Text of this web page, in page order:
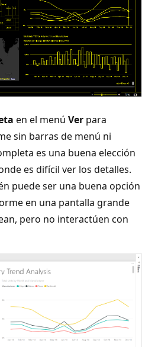
en el menú Ver para
sin barras de menú ni
es una buena elección
es difícil ver los detalles.
puede ser una buena opción
en una pantalla grande
pero no interactúen con